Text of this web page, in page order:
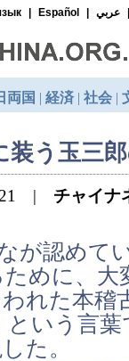
う玉三
21 | チャイナ
が認めて
ために、
れた本稽
いう言葉
た。